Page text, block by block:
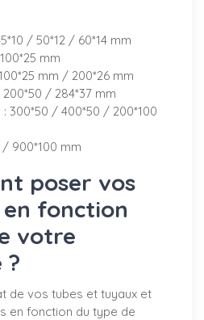
/ 50*12 / 60*14 mm
mm
mm / 200*26 mm
/ 284*37 mm
300*50 / 400*50 / 200*100
/ 900*100 mm
poser vos
fonction
votre
?
de vos tubes et tuyaux et
en fonction du type de